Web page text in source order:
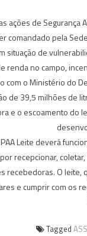
ações de Segurança
comandado pela
situação de
renda no campo,
com o Ministério do
de 39,5 milhões de
e o escoamento do
Leite deverá
recepcionar,
recebedoras. O
e cumprir com os
Tagged